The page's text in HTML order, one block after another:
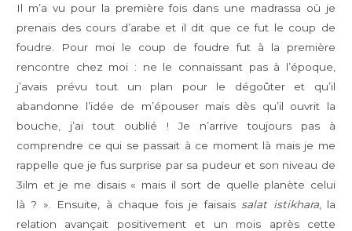
Il m’a vu pour la première fois dans une madrassa où je
prenais des cours d’arabe et il dit que ce fut le coup de
foudre. Pour moi le coup de foudre fut à la première
rencontre chez moi : ne le connaissant pas à l’époque,
j’avais prévu tout un plan pour le dégoûter et qu’il
abandonne l’idée de m’épouser mais dès qu’il ouvrit la
bouche, j’ai tout oublié ! Je n’arrive toujours pas à
comprendre ce qui se passait à ce moment là mais je me
rappelle que je fus surprise par sa pudeur et son niveau de
3ilm et je me disais « mais il sort de quelle planète celui
là ? ». Ensuite, à chaque fois je faisais salat istikhara, la
relation avançait positivement et un mois après cette